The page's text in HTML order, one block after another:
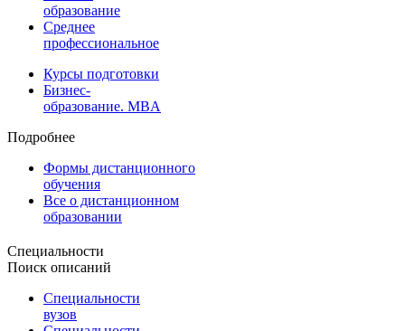
образование
Среднее
профессиональное
Курсы подготовки
Бизнес-
образование. MBA
Подробнее
Формы дистанционного
обучения
Все о дистанционном
образовании
Специальности
Поиск описаний
Специальности
вузов